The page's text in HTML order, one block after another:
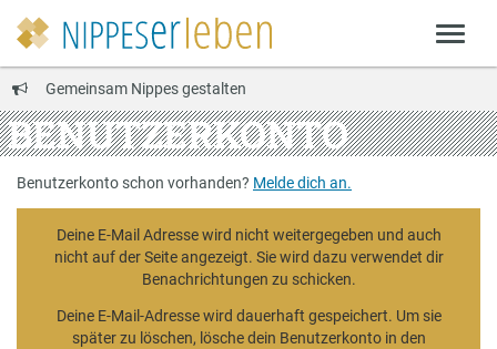
Gemeinsam Nippes gestalten
BENUTZERKONTO
Benutzerkonto schon vorhanden? Melde dich an.
Deine E-Mail Adresse wird nicht weitergegeben und auch
nicht auf der Seite angezeigt. Sie wird dazu verwendet dir
Benachrichtungen zu schicken.
Deine E-Mail-Adresse wird dauerhaft gespeichert. Um sie
später zu löschen, lösche dein Benutzerkonto in den